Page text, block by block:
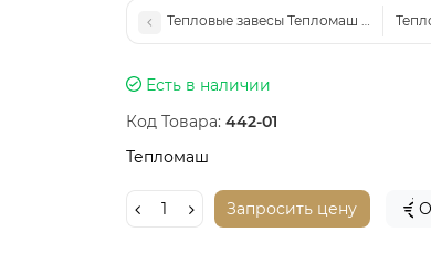
Тепловые завесы Тепломаш 600
Есть в наличии
Код Товара: 442-01
Тепломаш
Запросить цену